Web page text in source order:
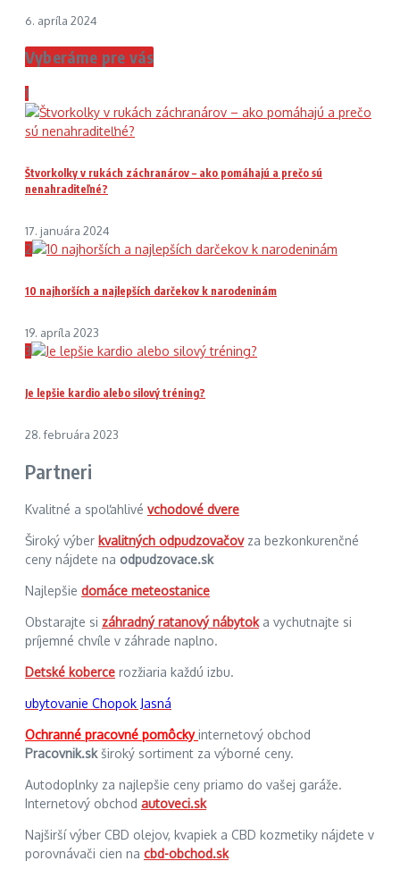
6. apríla 2024
Vyberáme pre vás
1
Štvorkolky v rukách záchranárov – ako pomáhajú a prečo sú
nenahraditeľné?
17. januára 2024
2
10 najhorších a najlepších darčekov k narodeninám
19. apríla 2023
3
Je lepšie kardio alebo silový tréning?
28. februára 2023
Partneri
Kvalitné a spoľahlivé vchodové dvere
Široký výber kvalitných odpudzovačovza bezkonkurenčné
ceny nájdete na odpudzovace.sk
Najlepšie domáce meteostanice
Obstarajte si záhradný ratanový nábytoka vychutnajte si
príjemné chvíle v záhrade naplno.
Detské koberce rozžiaria každú izbu.
ubytovanie Chopok Jasná
Ochranné pracovné pomôckyinternetový obchod
Pracovnik.skširoký sortiment za výborné ceny.
Autodoplnky za najlepšie ceny priamo do vašej garáže.
Internetový obchod autoveci.sk
Najširší výber CBD olejov, kvapiek a CBD kozmetiky nájdete v
porovnávači cien na cbd-obchod.sk